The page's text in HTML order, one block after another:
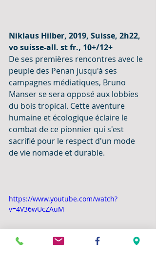
Niklaus Hilber, 2019, Suisse, 2h22,
vo suisse-all. st fr., 10+/12+
De ses premières rencontres avec le
peuple des Penan jusqu'à ses
campagnes médiatiques, Bruno
Manser se sera opposé aux lobbies
du bois tropical. Cette aventure
humaine et écologique éclaire le
combat de ce pionnier qui s'est
sacrifié pour le respect d'un mode
de vie nomade et durable.
https://www.youtube.com/watch?
v=4V36wUcZAuM